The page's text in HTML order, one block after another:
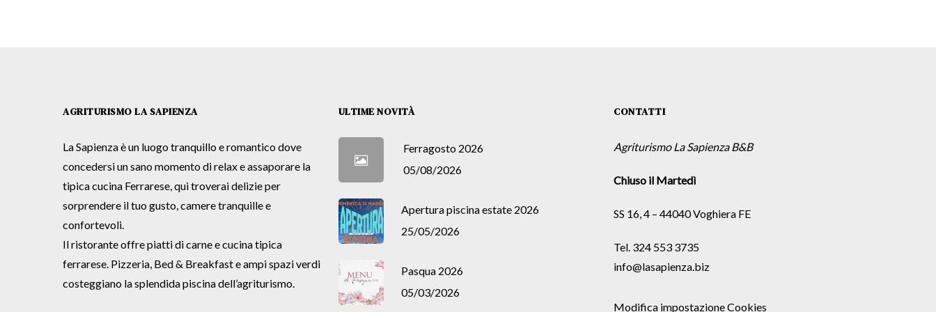
AGRITURISMO LA SAPIENZA
La Sapienza è un luogo tranquillo e romantico dove
concedersi un sano momento di relax e assaporare la
tipica cucina Ferrarese, qui troverai delizie per
sorprendere il tuo gusto, camere tranquille e
confortevoli.
Il ristorante offre piatti di carne e cucina tipica
ferrarese. Pizzeria, Bed & Breakfast e ampi spazi verdi
costeggiano la splendida piscina dell’agriturismo.
ULTIME NOVITÀ
Ferragosto 2026
05/08/2026
Apertura piscina estate 2026
25/05/2026
Pasqua 2026
05/03/2026
CONTATTI
Agriturismo La Sapienza B&B
Chiuso il Martedì
SS 16, 4 – 44040 Voghiera FE
Tel. 324 553 3735
info@lasapienza.biz
Modifica impostazione Cookies